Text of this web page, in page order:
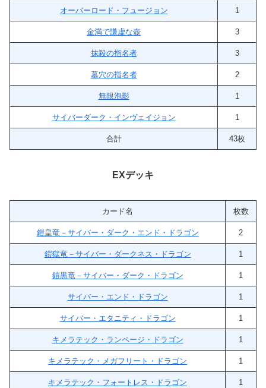
オーバーロード・フュージョン 1
金満で謙虚な壺 3
抹殺の指名者 3
墓穴の指名者 2
無限泡影 1
サイバーダーク・インヴェイジョン 1
合計 43枚
EXデッキ
カード名 枚数
鎧皇竜－サイバー・ダーク・エンド・ドラゴン 2
鎧獄竜－サイバー・ダークネス・ドラゴン 1
鎧黒竜－サイバー・ダーク・ドラゴン 1
サイバー・エンド・ドラゴン 1
サイバー・エタニティ・ドラゴン 1
キメラテック・ランページ・ドラゴン 1
キメラテック・メガフリート・ドラゴン 1
キメラテック・フォートレス・ドラゴン 1